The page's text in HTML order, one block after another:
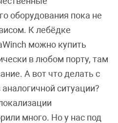
оборудования пока не
К лебёдке
можно купить
в любом порту, там
А вот что делать с
ситуации?
много. Но у нас под